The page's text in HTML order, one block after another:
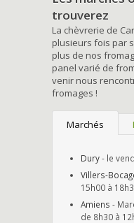
trouverez
La chèvrerie de
plusieurs fois par
plus de nos
panel varié de
venir nous
fromages !
Marchés
Dury- le
Villers-
15h00 à
Amiens -
de 8h30 à